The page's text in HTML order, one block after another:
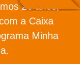
26 anos,
a Caixa
Minha